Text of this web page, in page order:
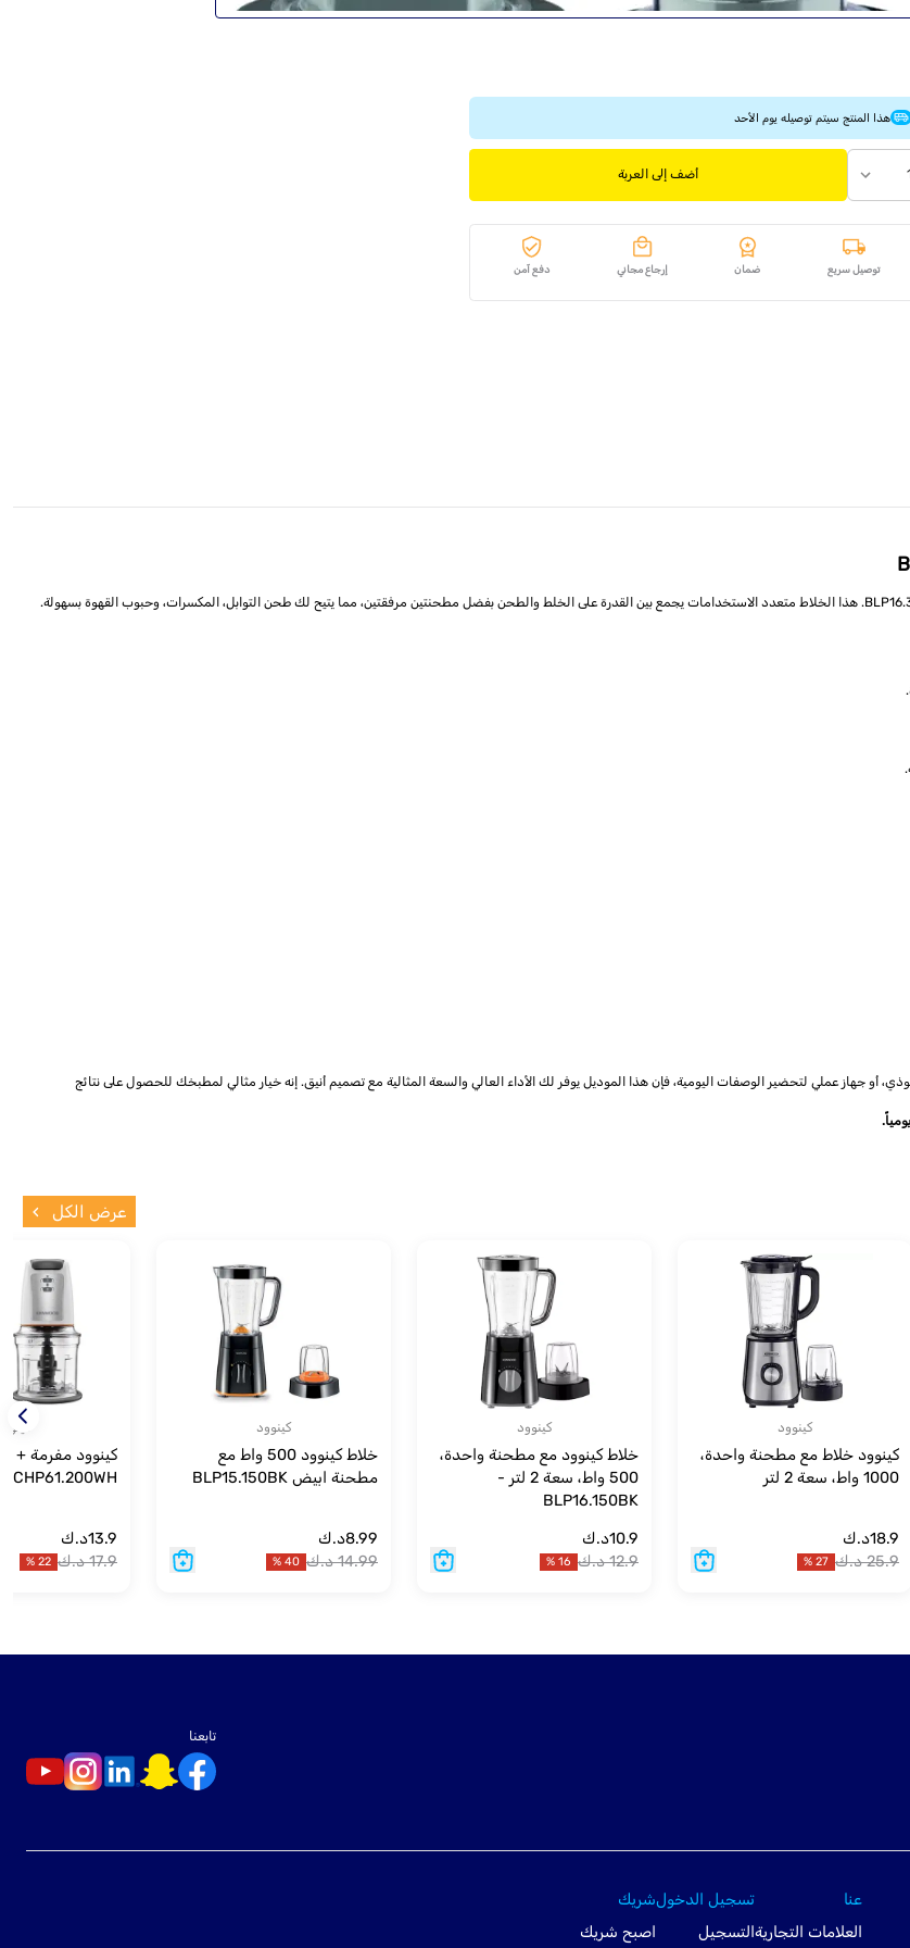
هذا المنتج سيتم توصيله يوم الأحد
أضف إلى العربة
توصيل سريع ضمان إرجاع مجاني دفع آمن
جهاز عملي لتحضير الوصفات اليومية، فإن هذا الموديل يوفر لك الأداء العالي والسعة المثالية مع تصميم أنيق. إنه خيار مثالي لمطبخك للحصول على نتائج
عرض الكل
كينوود
كينوود خلاط مع مطحنة واحدة،
1000 واط، سعة 2 لتر
18.9د.ك
25.9 د.ك 27
%
كينوود
خلاط كينوود مع مطحنة واحدة،
500 واط، سعة 2 لتر -
BLP16.150BK
10.9د.ك
12.9 د.ك 16
%
كينوود
خلاط كينوود 500 واط مع
مطحنة ابيض BLP15.150BK
8.99د.ك
14.99 د.ك 40
%
كينوود مفرمة +
CHP61.200WH
13.9د.ك
17.9 د.ك 22
%
تابعنا
عنا
العلامات التجارية
تسجيل الدخول
التسجيل
شريك
اصبح شريك